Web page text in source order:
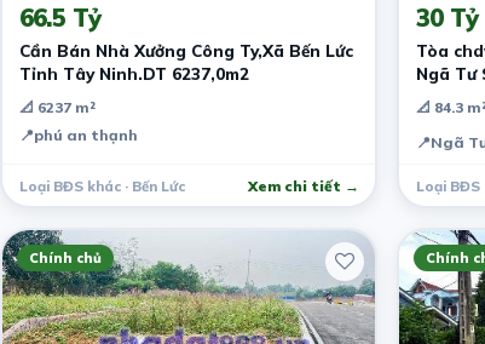
66.5 Tỷ
Cần Bán Nhà Xưởng Công Ty,Xã Bến Lức
Tỉnh Tây Ninh.DT 6237,0m2
📐 6237 m²
📍phú an thạnh
Loại BĐS khác · Bến Lức Xem chi tiết →
30 Tỷ
Tòa
Ngã Tư
📐 84.3
📍Ngã
Loại BĐS
Chính chủ Chính